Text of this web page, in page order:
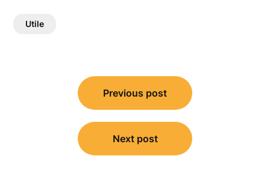
Utile
Previous post
Next post